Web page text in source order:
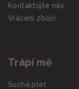
Kontaktujte nás
Vrácení zboží
Trápí mě
Suchá pleť